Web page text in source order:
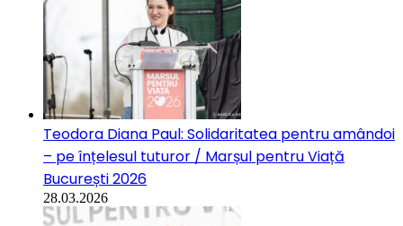
Teodora Diana Paul: Solidaritatea pentru amândoi
– pe înțelesul tuturor / Marșul pentru Viață
București 2026
28.03.2026